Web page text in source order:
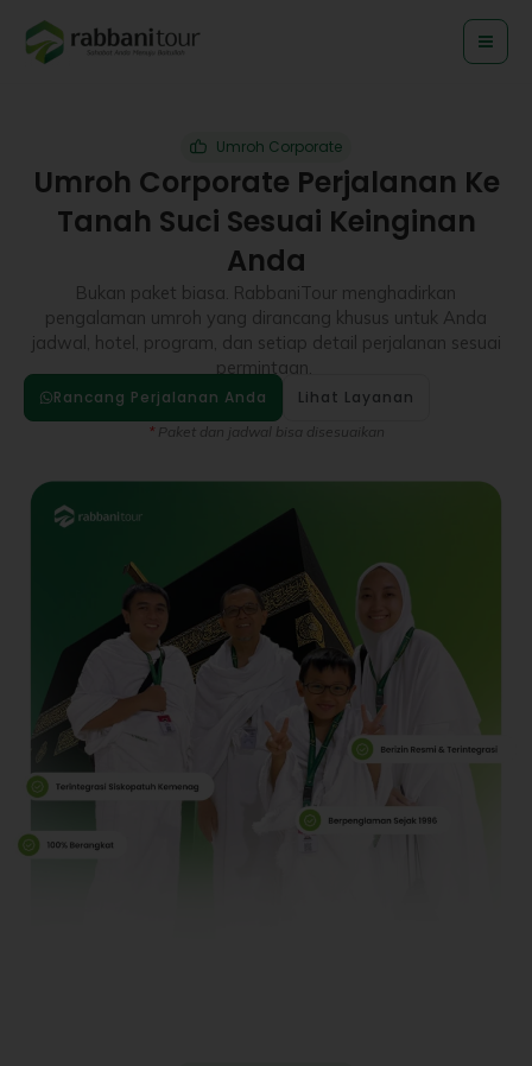
konten
Umroh Corporate
Umroh Corporate Perjalanan Ke
Tanah Suci Sesuai Keinginan
Anda
Bukan paket biasa. RabbaniTour menghadirkan
pengalaman umroh yang dirancang khusus untuk Anda
jadwal, hotel, program, dan setiap detail perjalanan sesuai
permintaan.
Rancang Perjalanan Anda Lihat Layanan
*Paket dan jadwal bisa disesuaikan